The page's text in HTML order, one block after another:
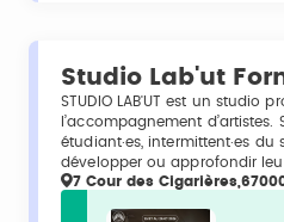
Studio Lab'ut
STUDIO LAB'UT est un studio
l’accompagnement
étudiant·es, intermittent·es du
développer ou approfondir
7 Cour des